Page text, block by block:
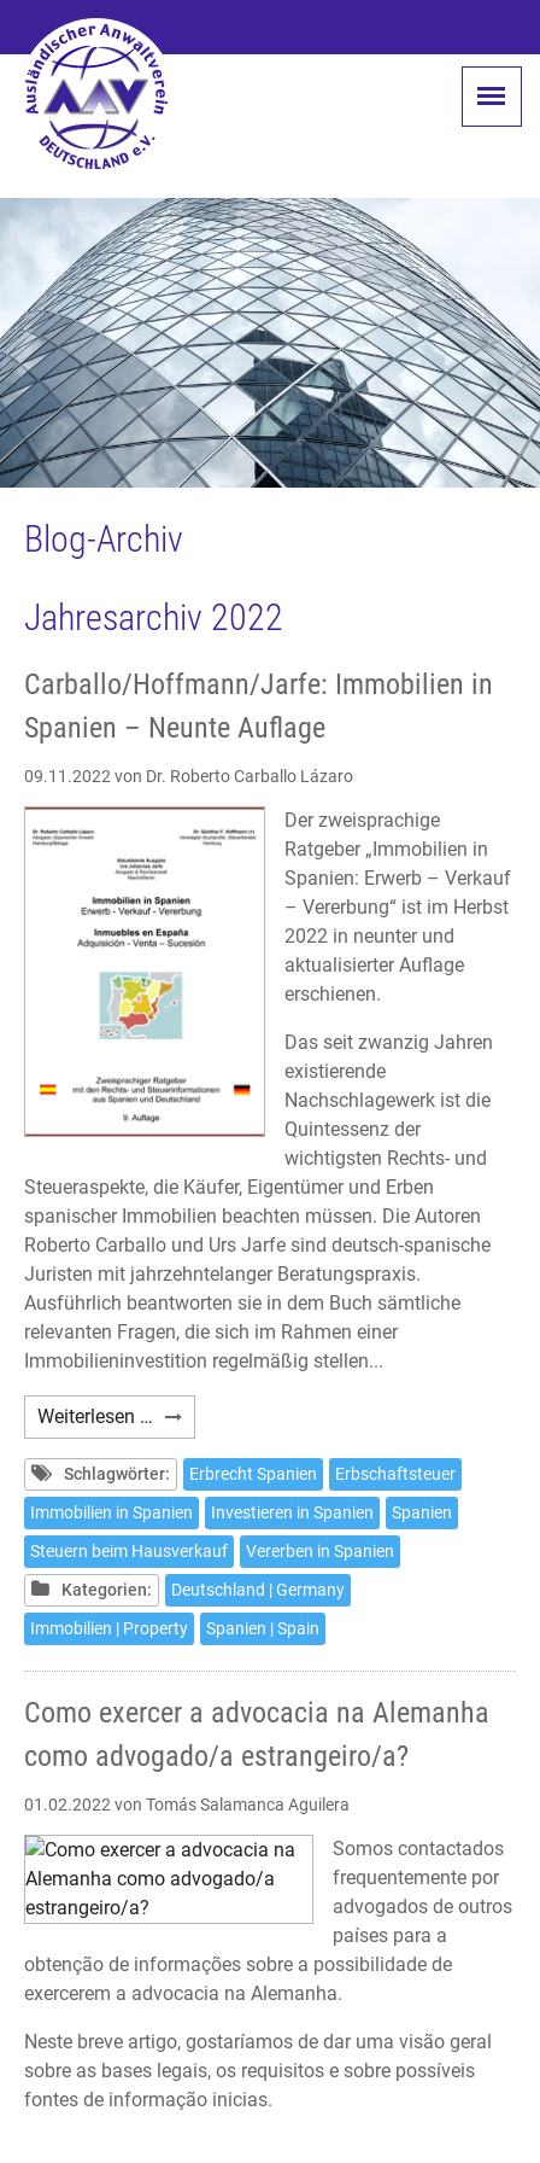
Blog-Archiv
Jahresarchiv 2022
Carballo/Hoffmann/Jarfe: Immobilien in
Spanien – Neunte Auflage
09.11.2022 von Dr. Roberto Carballo Lázaro
Der zweisprachige
Ratgeber „Immobilien in
Spanien: Erwerb – Verkauf
– Vererbung“ ist im Herbst
2022 in neunter und
aktualisierter Auflage
erschienen.
Das seit zwanzig Jahren
existierende
Nachschlagewerk ist die
Quintessenz der
wichtigsten Rechts- und
Steueraspekte, die Käufer, Eigentümer und Erben
spanischer Immobilien beachten müssen. Die Autoren
Roberto Carballo und Urs Jarfe sind deutsch-spanische
Juristen mit jahrzehntelanger Beratungspraxis.
Ausführlich beantworten sie in dem Buch sämtliche
relevanten Fragen, die sich im Rahmen einer
Immobilieninvestition regelmäßig stellen...
Weiterlesen … Carballo/Hoffmann/Jarfe:
Immobilien
in
Spanien
–
Neunte
Auflage
Schlagwörter: Erbrecht Spanien
Erbschaftsteuer
Immobilien in Spanien
Investieren in Spanien
Spanien
Steuern beim Hausverkauf
Vererben in Spanien
Kategorien:
Deutschland | Germany
Immobilien | Property
Spanien | Spain
Como exercer a advocacia na Alemanha
como advogado/a estrangeiro/a?
01.02.2022 von Tomás Salamanca Aguilera
Somos contactados
frequentemente por
advogados de outros
países para a
obtenção de informações sobre a possibilidade de
exercerem a advocacia na Alemanha.
Neste breve artigo, gostaríamos de dar uma visão geral
sobre as bases legais, os requisitos e sobre possíveis
fontes de informação inicias.